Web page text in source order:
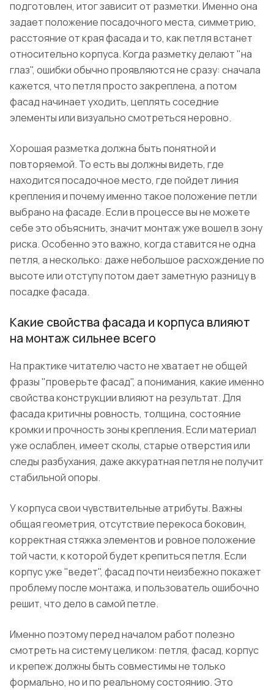
подготовлен, итог зависит от разметки. Именно она
задает положение посадочного места, симметрию,
расстояние от края фасада и то, как петля встанет
относительно корпуса. Когда разметку делают "на
глаз", ошибки обычно проявляются не сразу: сначала
кажется, что петля просто закреплена, а потом
фасад начинает уходить, цеплять соседние
элементы или визуально смотреться неровно.
Хорошая разметка должна быть понятной и
повторяемой. То есть вы должны видеть, где
находится посадочное место, где пойдет линия
крепления и почему именно такое положение петли
выбрано на фасаде. Если в процессе вы не можете
себе это объяснить, значит монтаж уже вошел в зону
риска. Особенно это важно, когда ставится не одна
петля, а несколько: даже небольшое расхождение по
высоте или отступу потом дает заметную разницу в
посадке фасада.
Какие свойства фасада и корпуса влияют
на монтаж сильнее всего
На практике читателю часто не хватает не общей
фразы "проверьте фасад", а понимания, какие именно
свойства конструкции влияют на результат. Для
фасада критичны ровность, толщина, состояние
кромки и прочность зоны крепления. Если материал
уже ослаблен, имеет сколы, старые отверстия или
следы разбухания, даже аккуратная петля не получит
стабильной опоры.
У корпуса свои чувствительные атрибуты. Важны
общая геометрия, отсутствие перекоса боковин,
корректная стяжка элементов и ровное положение
той части, к которой будет крепиться петля. Если
корпус уже "ведет", фасад почти неизбежно покажет
проблему после монтажа, и пользователь ошибочно
решит, что дело в самой петле.
Именно поэтому перед началом работ полезно
смотреть на систему целиком: петля, фасад, корпус
и крепеж должны быть совместимы не только
формально, но и по реальному состоянию. Это